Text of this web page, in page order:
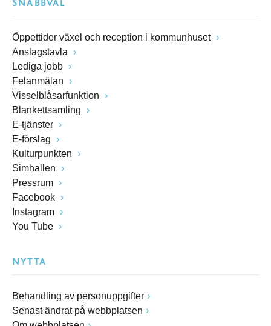
SNABBVAL
Öppettider växel och reception i kommunhuset
Anslagstavla
Lediga jobb
Felanmälan
Visselblåsarfunktion
Blankettsamling
E-tjänster
E-förslag
Kulturpunkten
Simhallen
Pressrum
Facebook
Instagram
You Tube
NYTTA
Behandling av personuppgifter
Senast ändrat på webbplatsen